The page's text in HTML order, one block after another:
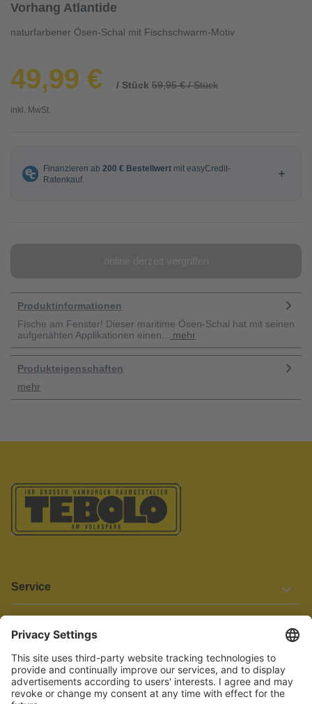
Vorhang Atlantide
naturfarbener Ösen-Schal mit Fischschwarm-Motiv
49,99 € / Stück 59,95 € / Stück
inkl. MwSt.
Produktinformationen
Fische am Fenster! Dieser maritime Ösen-Schal hat mit seinen
aufgenähten Applikationen einen...
mehr
Produkteigenschaften
mehr
Service
Informationen
Barrierefreiheit
Wir bemühen uns, unsere Website barrierefrei zu gestalten.
Einige Inhalte und Funktionen sind derzeit jedoch noch nicht
vollständig zugänglich. Wenn Sie auf Barrieren stoßen oder Hilfe